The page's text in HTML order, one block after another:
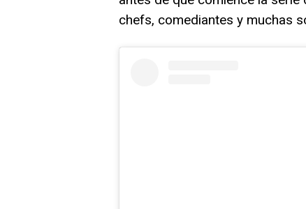
chefs, comediantes y muchas